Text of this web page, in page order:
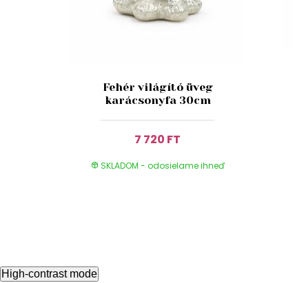
Fehér világító üveg
karácsonyfa 30cm
7 720 FT
SKLADOM - odosielame ihneď
High-contrast mode